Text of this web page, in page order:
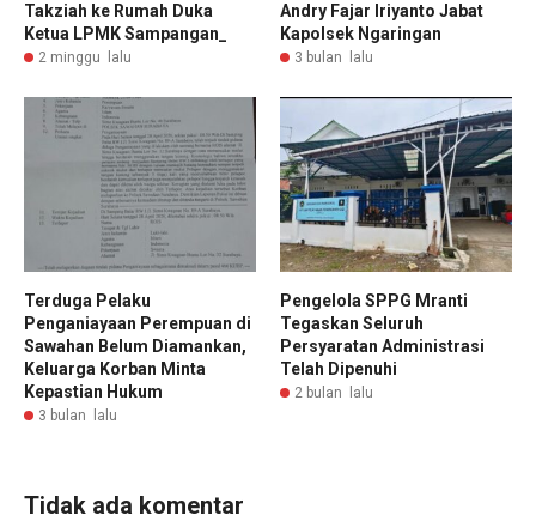
Takziah ke Rumah Duka
Ketua LPMK Sampangan_
2 minggu lalu
Andry Fajar Iriyanto Jabat
Kapolsek Ngaringan
3 bulan lalu
Terduga Pelaku
Penganiayaan Perempuan di
Sawahan Belum Diamankan,
Keluarga Korban Minta
Kepastian Hukum
3 bulan lalu
Pengelola SPPG Mranti
Tegaskan Seluruh
Persyaratan Administrasi
Telah Dipenuhi
2 bulan lalu
Tidak ada komentar